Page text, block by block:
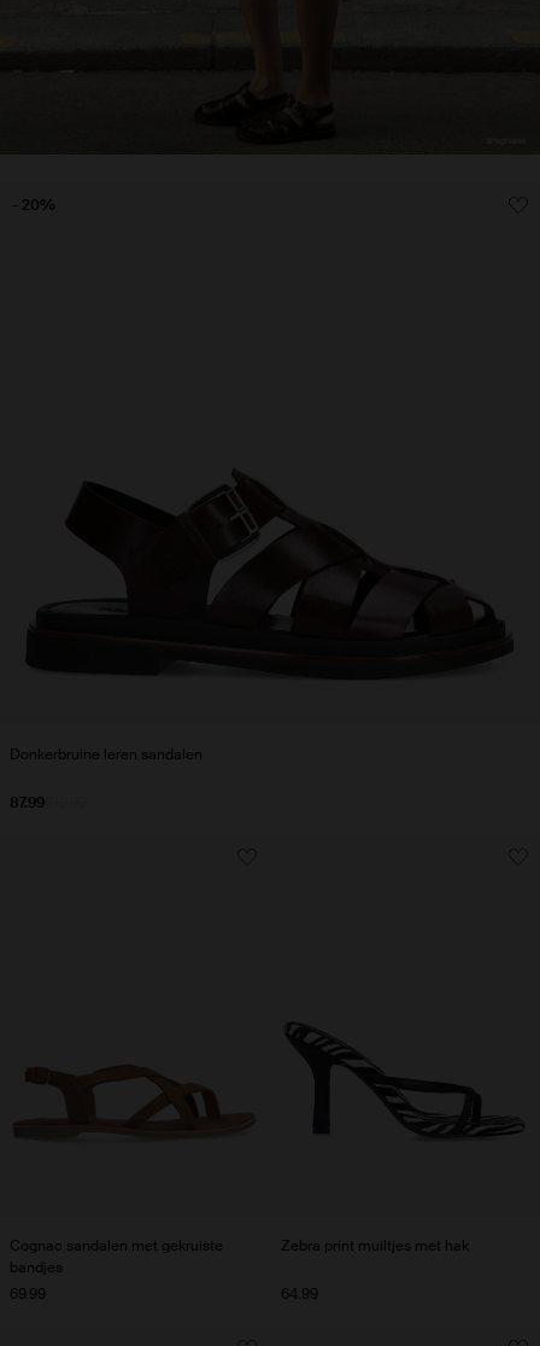
Cognac sandalen met gekruiste
bandjes
69.99
Zebra print muiltjes met hak
64.99
Donkerbruine leren sandalen
87.99
- 20%